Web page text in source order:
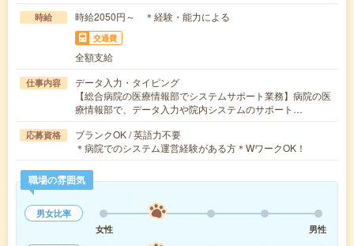
時給 時給2050円～ ＊経験・能力による
交通費
全額支給
仕事内容
データ入力・タイピング
【総合病院の医療情報部でシステムサポート業務】病院の医
療情報部で、データ入力や院内システムのサポート…
応募資格
ブランクOK / 英語力不要
＊病院でのシステム運営経験がある方＊WワークOK！
職場の雰囲気
男女比率
女性
男性